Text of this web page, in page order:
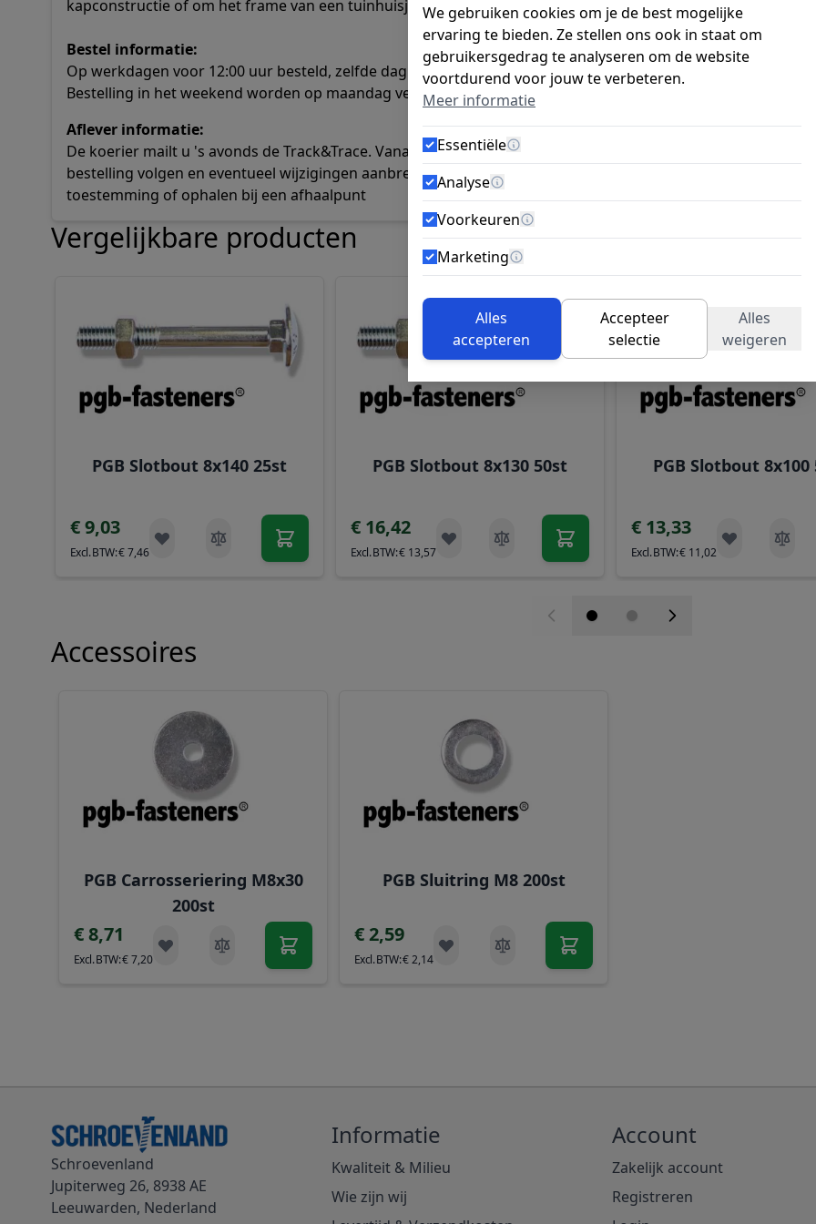
kapconstructie of om het frame van een tuinhuisje te bouwen Deze slotbouten worden geleverd inclusief
Bestel informatie:
Op werkdagen voor 12:00 uur besteld, zelfde dag verstuurd
Bestelling in het weekend worden op maandag verstuurd
Verzend kosten:
Verzendkosten NL € 5,95
Gratis verzenden vanaf
Aflever informatie:
De koerier mailt u 's avonds de Track&Trace. Vanaf dat moment kan u uw
bestelling volgen en eventueel wijzigingen aanbrengen zoals neerzet
toestemming of ophalen bij een afhaalpunt
Afhalen:
Nadat u uw schroeven
bij elkaar gezocht en voor
Vergelijkbare producten
Navigeren door de elementen van de carrousel is mogelijk met de tabtoets. U kunt de carrousel overslaan of
PGB Slotbout 8x140 25st
€ 9,03
€ 7,46
PGB Slotbout 8x130 50st
€ 16,42
€ 13,57
PGB Slotbout 8x100
€ 13,33
€ 11,02
Accessoires
PGB Carrosseriering M8x30
200st
€ 8,71
€ 7,20
PGB Sluitring M8 200st
€ 2,59
€ 2,14
Schroevenland
Jupiterweg 26, 8938 AE
Leeuwarden, Nederland
Informatie
Kwaliteit & Milieu
Wie zijn wij
Account
Zakelijk account
Registreren
We gebruiken cookies om je de best mogelijke
ervaring te bieden. Ze stellen ons ook in staat om
gebruikersgedrag te analyseren om de website
voortdurend voor jouw te verbeteren.
Meer informatie
Essentiële
Analyse
Voorkeuren
Marketing
Alles
accepteren
Accepteer
selectie
Alles
weigeren